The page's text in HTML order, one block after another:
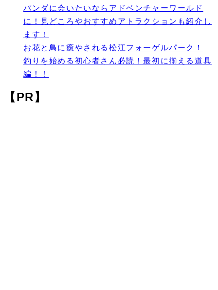
パンダに会いたいならアドベンチャーワールド
に！見どころやおすすめアトラクションも紹介し
ます！
お花と鳥に癒やされる松江フォーゲルパーク！
釣りを始める初心者さん必読！最初に揃える道具
編！！
【PR】